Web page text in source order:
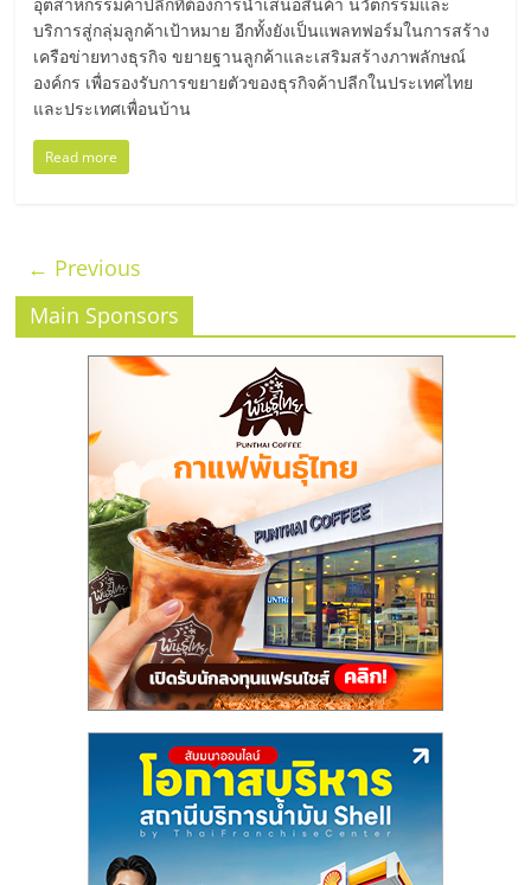
บริการสู่กลุ่มลูกค้าเป้าหมาย อีกทั้งยังเป็นแพลทฟอร์มในการสร้าง
เครือข่ายทางธุรกิจ ขยายฐานลูกค้าและเสริมสร้างภาพลักษณ์
องค์กร เพื่อรองรับการขยายตัวของธุรกิจค้าปลีกในประเทศไทย
และประเทศเพื่อนบ้าน
Read more
← Previous
Main Sponsors